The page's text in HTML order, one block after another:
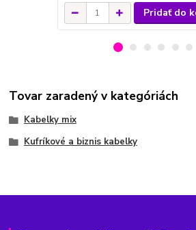
Pridať do
Tovar zaradený v kategóriách
Kabelky mix
Kufríkové a biznis kabelky